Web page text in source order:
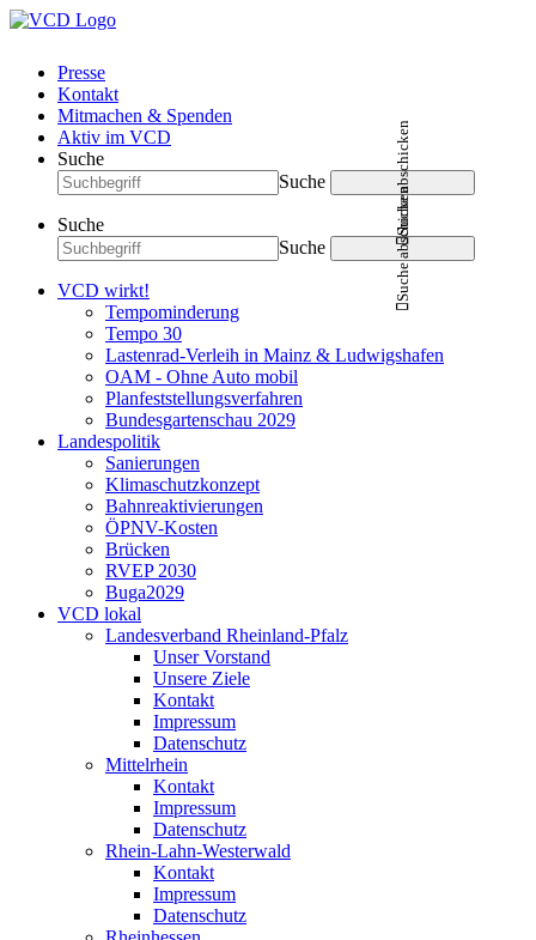
Presse
Kontakt
Mitmachen & Spenden
Aktiv im VCD
Suche
Suche
Suche abschicken
Suche
Suche
Suche abschicken
VCD wirkt!
Tempominderung
Tempo 30
Lastenrad-Verleih in Mainz & Ludwigshafen
OAM - Ohne Auto mobil
Planfeststellungsverfahren
Bundesgartenschau 2029
Landespolitik
Sanierungen
Klimaschutzkonzept
Bahnreaktivierungen
ÖPNV-Kosten
Brücken
RVEP 2030
Buga2029
VCD lokal
Landesverband Rheinland-Pfalz
Unser Vorstand
Unsere Ziele
Kontakt
Impressum
Datenschutz
Mittelrhein
Kontakt
Impressum
Datenschutz
Rhein-Lahn-Westerwald
Kontakt
Impressum
Datenschutz